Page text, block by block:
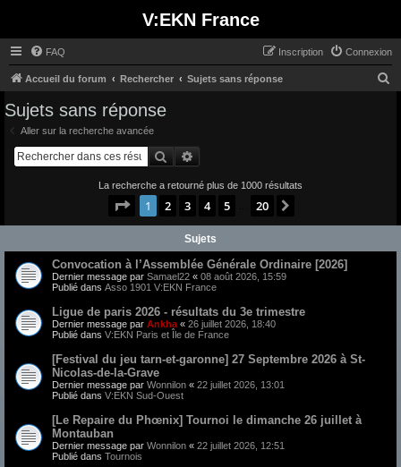
V:EKN France
FAQ Connexion
Inscription
Accueil du forum Rechercher Sujets sans réponse
h
e
Sujets sans réponse
Aller sur la recherche avancée
Rechercher
La recherche a retourné plus de 1000 résultats
Page 1sur20
1 2 3 4 5 20
Sujets
Convocation à l’Assemblée Générale Ordinaire [2026]
Dernier message par Samael22 « 08 août 2026, 15:59
Publié dans Asso 1901 V:EKN France
Ligue de paris 2026 - résultats du 3e trimestre
Dernier message par Ankha « 26 juillet 2026, 18:40
Publié dans V:EKN Paris et Île de France
[Festival du jeu tarn-et-garonne] 27 Septembre 2026 à St-
Nicolas-de-la-Grave
Dernier message par Wonnilon « 22 juillet 2026, 13:01
Publié dans V:EKN Sud-Ouest
[Le Repaire du Phœnix] Tournoi le dimanche 26 juillet à
Montauban
Dernier message par Wonnilon « 22 juillet 2026, 12:51
Publié dans Tournois